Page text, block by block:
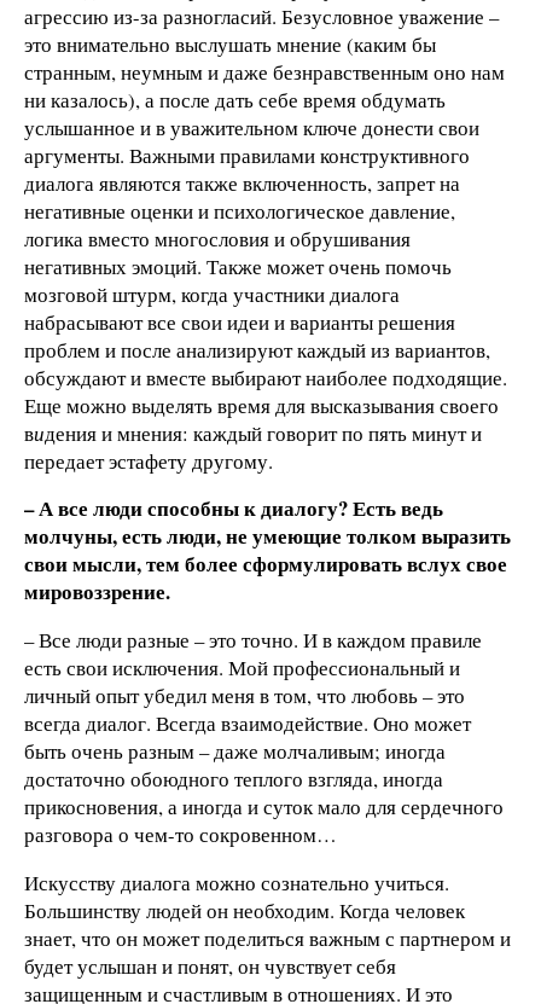
агрессию из-за разногласий. Безусловное уважение –
это внимательно выслушать мнение (каким бы
странным, неумным и даже безнравственным оно нам
ни казалось), а после дать себе время обдумать
услышанное и в уважительном ключе донести свои
аргументы. Важными правилами конструктивного
диалога являются также включенность, запрет на
негативные оценки и психологическое давление,
логика вместо многословия и обрушивания
негативных эмоций. Также может очень помочь
мозговой штурм, когда участники диалога
набрасывают все свои идеи и варианты решения
проблем и после анализируют каждый из вариантов,
обсуждают и вместе выбирают наиболее подходящие.
Еще можно выделять время для высказывания своего
видения и мнения: каждый говорит по пять минут и
передает эстафету другому.
– А все люди способны к диалогу? Есть ведь
молчуны, есть люди, не умеющие толком выразить
свои мысли, тем более сформулировать вслух свое
мировоззрение.
– Все люди разные – это точно. И в каждом правиле
есть свои исключения. Мой профессиональный и
личный опыт убедил меня в том, что любовь – это
всегда диалог. Всегда взаимодействие. Оно может
быть очень разным – даже молчаливым; иногда
достаточно обоюдного теплого взгляда, иногда
прикосновения, а иногда и суток мало для сердечного
разговора о чем-то сокровенном…
Искусству диалога можно сознательно учиться.
Большинству людей он необходим. Когда человек
знает, что он может поделиться важным с партнером и
будет услышан и понят, он чувствует себя
защищенным и счастливым в отношениях. И это